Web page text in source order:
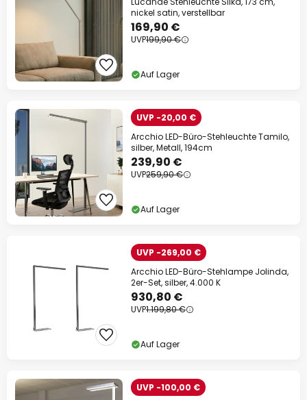
nickel satin, verstellbar
169,90 €
UVP199,90 €
Auf Lager
UVP -20,00 €
Arcchio LED-Büro-Stehleuchte Tamilo,
silber, Metall, 194cm
239,90 €
UVP259,90 €
Auf Lager
UVP -269,00 €
Arcchio LED-Büro-Stehlampe Jolinda,
2er-Set, silber, 4.000 K
930,80 €
UVP1.199,80 €
Auf Lager
UVP -100,00 €